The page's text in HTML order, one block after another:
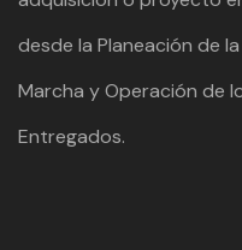
desde la Planeación de
Marcha y Operación de
Entregados.